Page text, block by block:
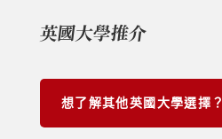
英國大學推介
想了解其他英國大學選擇？